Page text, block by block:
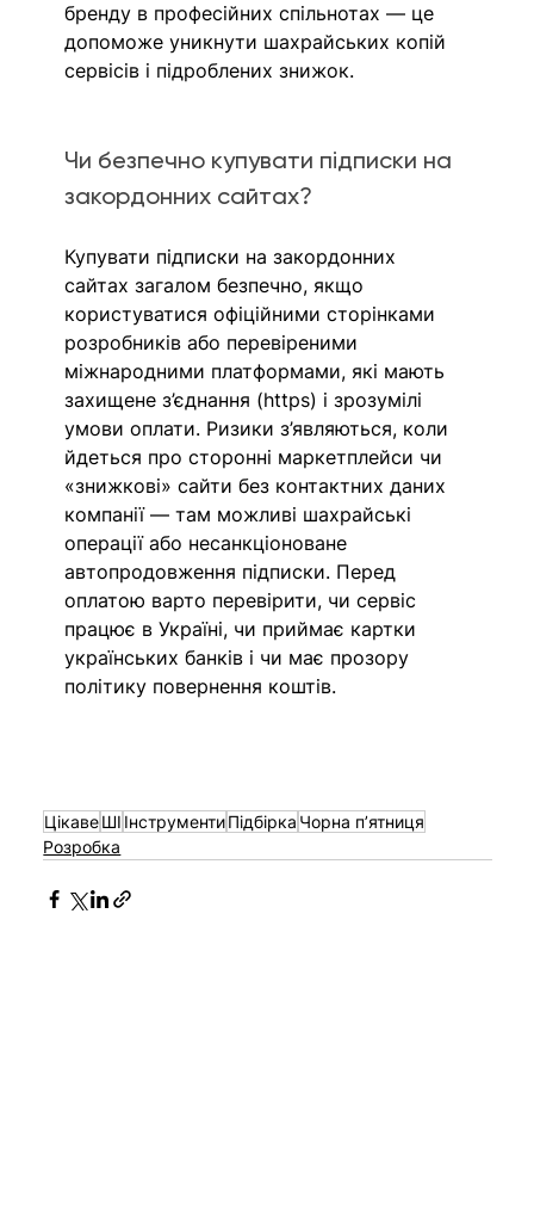
бренду в професійних спільнотах — це
допоможе уникнути шахрайських копій
сервісів і підроблених знижок.
Чи безпечно купувати підписки на
закордонних сайтах?
Купувати підписки на закордонних
сайтах загалом безпечно, якщо
користуватися офіційними сторінками
розробників або перевіреними
міжнародними платформами, які мають
захищене з’єднання (https) і зрозумілі
умови оплати. Ризики з’являються, коли
йдеться про сторонні маркетплейси чи
«знижкові» сайти без контактних даних
компанії — там можливі шахрайські
операції або несанкціоноване
автопродовження підписки. Перед
оплатою варто перевірити, чи сервіс
працює в Україні, чи приймає картки
українських банків і чи має прозору
політику повернення коштів.
ЦікавеШІ ІнструментиПідбірка Чорна пʼятниця
Розробка